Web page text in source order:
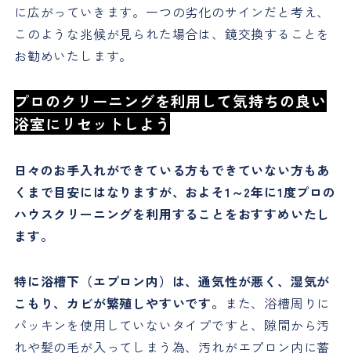
に広がっていきます。一つの劣化のサインだと考え、
このような兆候が見られた場合は、鏡交換することを
お勧めいたします。
プロのクリーニングを利用して気持ちの良い
浴室にリセットしよう
日々のお手入れができている方もできていない方もあ
くまで目安にはなりますが、およそ1～2年に1度プロの
ハウスクリーニングを利用することをおすすめいたし
ます。
特に浴槽下（エプロン内）は、通気性が悪く、湿気が
こもり、カビが繁殖しやすいです。 また、浴槽周りに
パッキンを使用していないタイプですと、隙間から汚
れや髪の毛が入ってしまう為、汚れがエプロン内に蓄